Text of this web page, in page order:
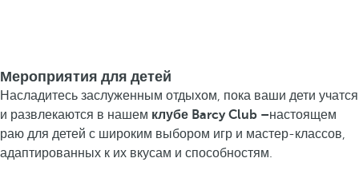
Мероприятия для детей
Насладитесь заслуженным отдыхом, пока ваши дети учатся
и развлекаются в нашем клубе Barcy Club –настоящем
раю для детей с широким выбором игр и мастер-классов,
адаптированных к их вкусам и способностям.